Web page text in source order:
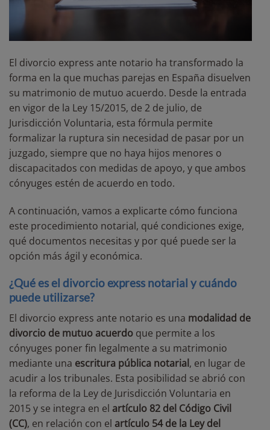
El divorcio express ante notario ha transformado la
forma en la que muchas parejas en España disuelven
su matrimonio de mutuo acuerdo. Desde la entrada
en vigor de la Ley 15/2015, de 2 de julio, de
Jurisdicción Voluntaria, esta fórmula permite
formalizar la ruptura sin necesidad de pasar por un
juzgado, siempre que no haya hijos menores o
discapacitados con medidas de apoyo, y que ambos
cónyuges estén de acuerdo en todo.
A continuación, vamos a explicarte cómo funciona
este procedimiento notarial, qué condiciones exige,
qué documentos necesitas y por qué puede ser la
opción más ágil y económica.
¿Qué es el divorcio express notarial y cuándo
puede utilizarse?
El divorcio express ante notario es una modalidad de
divorcio de mutuo acuerdo que permite a los
cónyuges poner fin legalmente a su matrimonio
mediante una escritura pública notarial, en lugar de
acudir a los tribunales. Esta posibilidad se abrió con
la reforma de la Ley de Jurisdicción Voluntaria en
2015 y se integra en el artículo 82 del Código Civil
(CC), en relación con el artículo 54 de la Ley del